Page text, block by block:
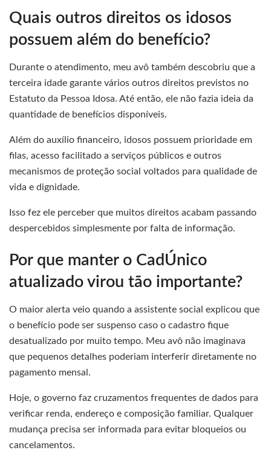
Quais outros direitos os idosos
possuem além do benefício?
Durante o atendimento, meu avô também descobriu que a
terceira idade garante vários outros direitos previstos no
Estatuto da Pessoa Idosa. Até então, ele não fazia ideia da
quantidade de benefícios disponíveis.
Além do auxílio financeiro, idosos possuem prioridade em
filas, acesso facilitado a serviços públicos e outros
mecanismos de proteção social voltados para qualidade de
vida e dignidade.
Isso fez ele perceber que muitos direitos acabam passando
despercebidos simplesmente por falta de informação.
Por que manter o CadÚnico
atualizado virou tão importante?
O maior alerta veio quando a assistente social explicou que
o benefício pode ser suspenso caso o cadastro fique
desatualizado por muito tempo. Meu avô não imaginava
que pequenos detalhes poderiam interferir diretamente no
pagamento mensal.
Hoje, o governo faz cruzamentos frequentes de dados para
verificar renda, endereço e composição familiar. Qualquer
mudança precisa ser informada para evitar bloqueios ou
cancelamentos.